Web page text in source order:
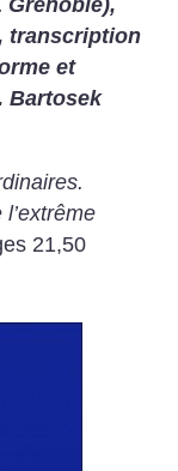
Grenoble),
transcription
et
Bartosek
21,50